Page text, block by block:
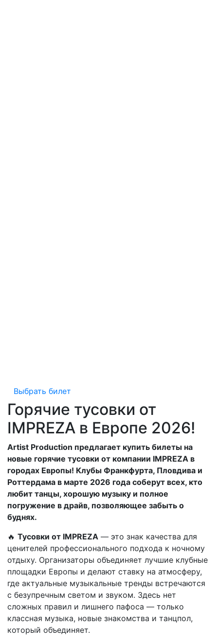
Выбрать билет
Горячие тусовки от
IMPREZA в Европе 2026!
Artist Production предлагает купить билеты на
новые горячие тусовки от компании IMPREZA в
городах Европы! Клубы Франкфурта, Пловдива и
Роттердама в марте 2026 года соберут всех, кто
любит танцы, хорошую музыку и полное
погружение в драйв, позволяющее забыть о
буднях.
🔥 Тусовки от IMPREZA — это знак качества для
ценителей профессионального подхода к ночному
отдыху. Организаторы объединяет лучшие клубные
площадки Европы и делают ставку на атмосферу,
где актуальные музыкальные тренды встречаются
с безупречным светом и звуком. Здесь нет
сложных правил и лишнего пафоса — только
классная музыка, новые знакомства и танцпол,
который объединяет.